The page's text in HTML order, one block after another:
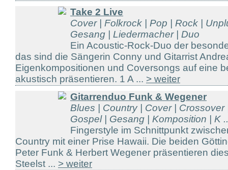
Take 2 Live
Cover | Folkrock | Pop | Rock |
Gesang | Liedermacher | Duo
Ein Acoustic-Rock-Duo der
das sind die Sängerin Conny und Gitarrist
Eigenkompositionen und Coversongs auf eine
akustisch präsentieren. 1 A ... > weiter
Gitarrenduo Funk & Wegener
Blues | Country | Cover |
Gospel | Gesang | Komposition | K
Fingerstyle im Schnittpunkt
Country mit einer Prise Hawaii. Die beiden
Peter Funk & Herbert Wegener präsentieren
Steelst ... > weiter